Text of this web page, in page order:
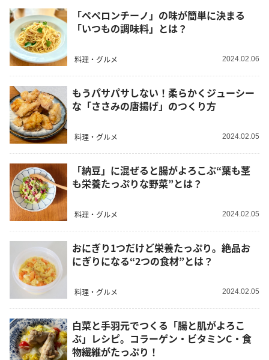
「ペペロンチーノ」の味が簡単に決まる
「いつもの調味料」とは？
料理・グルメ 2024.02.06
もうパサパサしない！柔らかくジューシー
な「ささみの唐揚げ」のつくり方
料理・グルメ 2024.02.05
「納豆」に混ぜると腸がよろこぶ“葉も茎
も栄養たっぷりな野菜”とは？
料理・グルメ 2024.02.05
おにぎり1つだけど栄養たっぷり。絶品お
にぎりになる“2つの食材”とは？
料理・グルメ 2024.02.05
白菜と手羽元でつくる「腸と肌がよろこ
ぶ」レシピ。コラーゲン・ビタミンC・食
物繊維がたっぷり！